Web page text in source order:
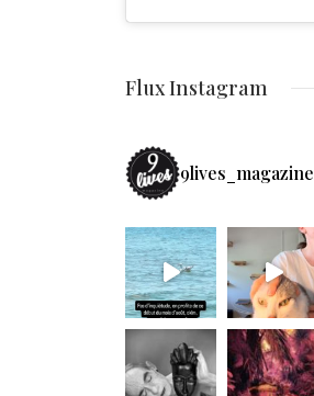
Flux Instagram
9lives_magazine